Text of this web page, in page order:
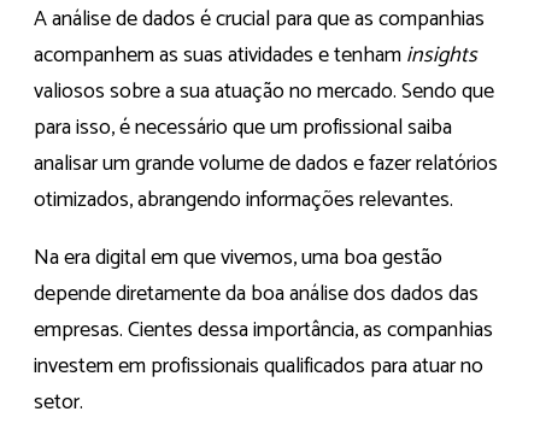
A análise de dados é crucial para que as companhias
acompanhem as suas atividades e tenhaminsights
valiosos sobre a sua atuação no mercado. Sendo que
para isso, é necessário que um profissional saiba
analisar um grande volume de dados e fazer relatórios
otimizados, abrangendo informações relevantes.
Na era digital em que vivemos, uma boa gestão
depende diretamente da boa análise dos dados das
empresas. Cientes dessa importância, as companhias
investem em profissionais qualificados para atuar no
setor.